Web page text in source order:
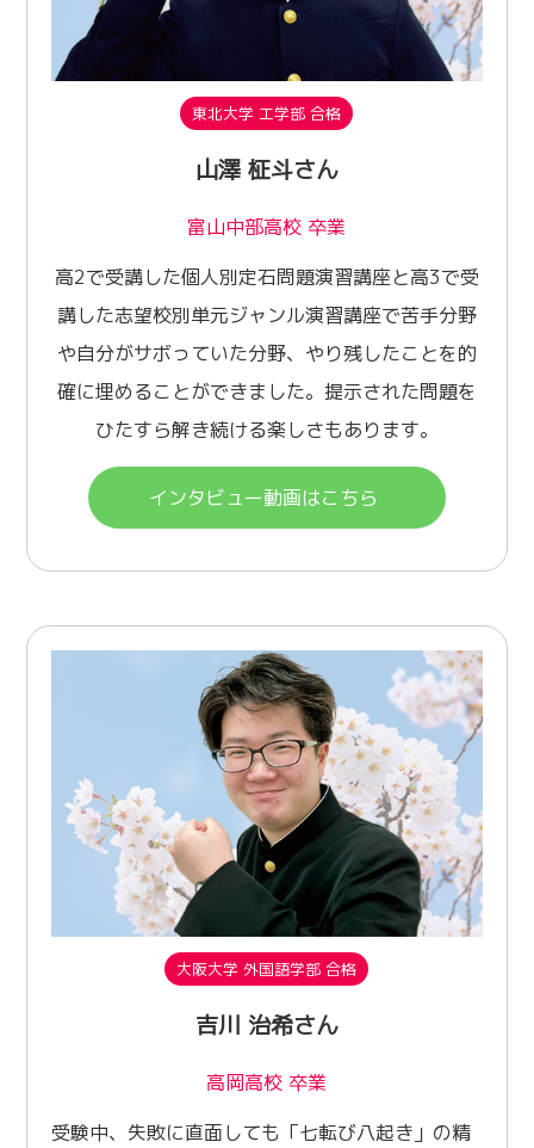
東北大学 工学部 合格
山澤 柾斗さん
富山中部高校 卒業
高2で受講した個人別定石問題演習講座と高3で受
講した志望校別単元ジャンル演習講座で苦手分野
や自分がサボっていた分野、やり残したことを的
確に埋めることができました。提示された問題を
ひたすら解き続ける楽しさもあります。
インタビュー動画はこちら
大阪大学 外国語学部 合格
吉川 治希さん
高岡高校 卒業
受験中、失敗に直面しても「七転び八起き」の精